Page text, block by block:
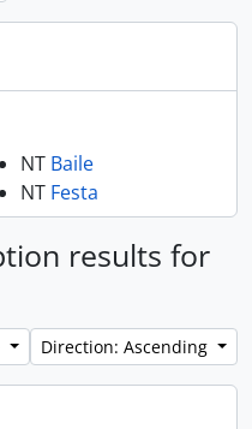
NT Baile
NT Festa
results for
Direction: Ascending